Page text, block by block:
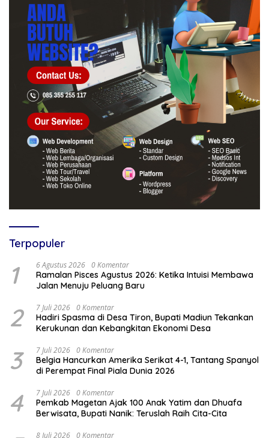
Terpopuler
1 6 Agustus 2026 0 Komentar
Ramalan Pisces Agustus 2026: Ketika Intuisi Membawa
Jalan Menuju Peluang Baru
2 7 Juli 2026 0 Komentar
Hadiri Spasma di Desa Tiron, Bupati Madiun Tekankan
Kerukunan dan Kebangkitan Ekonomi Desa
3 7 Juli 2026 0 Komentar
Belgia Hancurkan Amerika Serikat 4-1, Tantang Spanyol
di Perempat Final Piala Dunia 2026
4 7 Juli 2026 0 Komentar
Pemkab Magetan Ajak 100 Anak Yatim dan Dhuafa
Berwisata, Bupati Nanik: Teruslah Raih Cita-Cita
8 Juli 2026 0 Komentar